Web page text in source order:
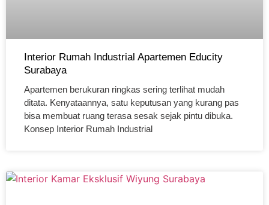
Interior Rumah Industrial Apartemen Educity
Surabaya
Apartemen berukuran ringkas sering terlihat mudah
ditata. Kenyataannya, satu keputusan yang kurang pas
bisa membuat ruang terasa sesak sejak pintu dibuka.
Konsep Interior Rumah Industrial